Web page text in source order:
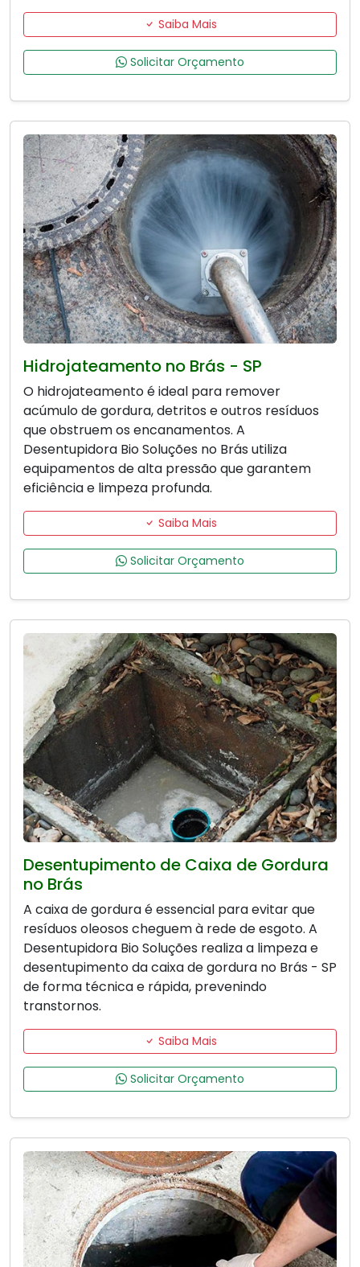
Saiba Mais
Solicitar Orçamento
Hidrojateamento no Brás - SP
O hidrojateamento é ideal para remover
acúmulo de gordura, detritos e outros resíduos
que obstruem os encanamentos. A
Desentupidora Bio Soluções no Brás utiliza
equipamentos de alta pressão que garantem
eficiência e limpeza profunda.
Saiba Mais
Solicitar Orçamento
Desentupimento de Caixa de Gordura
no Brás
A caixa de gordura é essencial para evitar que
resíduos oleosos cheguem à rede de esgoto. A
Desentupidora Bio Soluções realiza a limpeza e
desentupimento da caixa de gordura no Brás - SP
de forma técnica e rápida, prevenindo
transtornos.
Saiba Mais
Solicitar Orçamento